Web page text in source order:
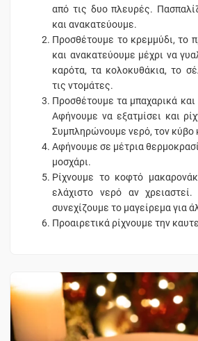
από τις δυο πλευρές.
και ανακατεύουμε.
Προσθέτουμε το κρεμμύδι, το
και ανακατεύουμε μέχρι να
καρότα, τα κολοκυθάκια, το
τις ντομάτες.
Προσθέτουμε τα μπαχαρικά
Αφήνουμε να εξατμίσει και
Συμπληρώνουμε νερό, τον κύβο
Αφήνουμε σε μέτρια
μοσχάρι.
Ρίχνουμε το κοφτό
ελάχιστο νερό αν
συνεχίζουμε το μαγείρεμα για
Προαιρετικά ρίχνουμε την